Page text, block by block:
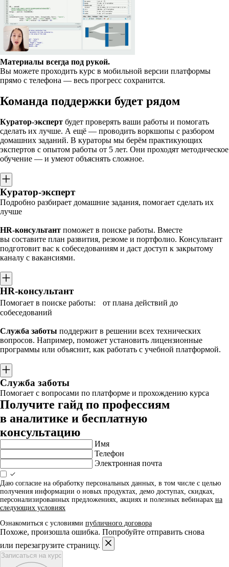
Материалы всегда под рукой.
Вы можете проходить курс в мобильной версии платформы
прямо с телефона — весь прогресс сохранится.
Команда поддержки будет рядом
Куратор-эксперт будет проверять ваши работы и помогать
сделать их лучше. А ещё — проводить воркшопы с разбором
домашних заданий. В кураторы мы берём практикующих
экспертов с опытом работы от 5 лет. Они проходят методическое
обучение — и умеют объяснять сложное.
Куратор-эксперт
Подробно разбирает домашние задания, помогает сделать их
лучше
HR-консультант поможет в поиске работы. Вместе
вы составите план развития, резюме и портфолио. Консультант
подготовит вас к собеседованиям и даст доступ к закрытому
каналу с вакансиями.
HR-консультант
Помогает в поиске работы: от плана действий до
собеседований
Служба заботы поддержит в решении всех технических
вопросов. Например, поможет установить лицензионные
программы или объяснит, как работать с учебной платформой.
Служба заботы
Помогает с вопросами по платформе и прохождению курса
Получите гайд по профессиям
в аналитике и бесплатную
консультацию
Имя
Телефон
Электронная почта
Даю согласие на обработку персональных данных, в том числе с целью
получения информации о новых продуктах, демо доступах, скидках,
персонализированных предложениях, акциях и полезных вебинарах на
следующих условиях
Ознакомиться с условиями публичного договора
Похоже, произошла ошибка. Попробуйте отправить снова
или перезагрузите страницу.
Записаться на курс